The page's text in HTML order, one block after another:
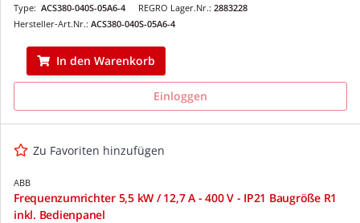
REGRO Lager.Nr.: 2883228
Type: ACS380-040S-05A6-4
Hersteller-Art.Nr.: ACS380-040S-05A6-4
In den Warenkorb
Einloggen
Zu Favoriten hinzufügen
ABB
Frequenzumrichter 5,5 kW / 12,7 A - 400 V - IP21 Baugröße R1
inkl. Bedienpanel